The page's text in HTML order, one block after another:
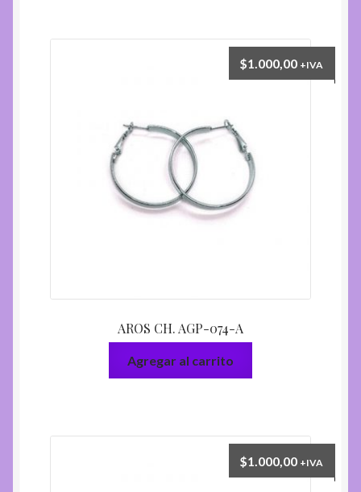
AROS CH. AGP-074-A
$1.000,00 +IVA
Agregar al carrito
$1.000,00 +IVA